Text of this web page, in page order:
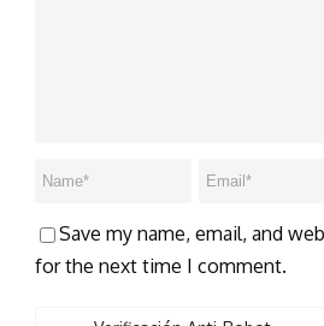
Save my name, email, and
for the next time I comment.